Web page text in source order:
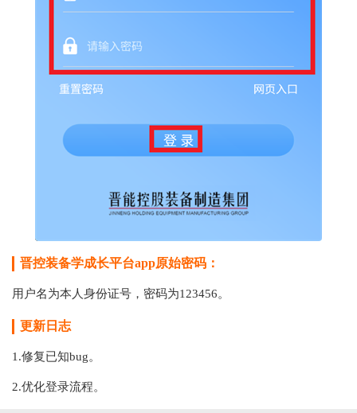
晋控装备学成长平台app原始密码：
用户名为本人身份证号，密码为123456。
更新日志
1.修复已知bug。
2.优化登录流程。